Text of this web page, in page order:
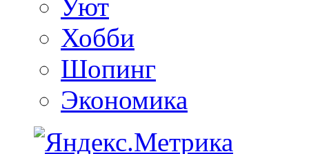
Уют
Хобби
Шопинг
Экономика